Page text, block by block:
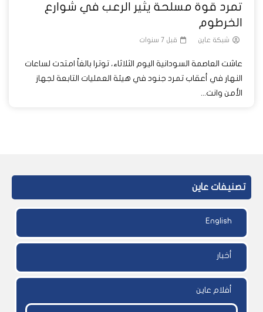
تمرد قوة مسلحة يثير الرعب في شوارع
الخرطوم
شبكة عاين قبل 7 سنوات
عاشت العاصمة السودانية اليوم الثلاثاء، توترا بالغاً امتدت لساعات
النهار في أعقاب تمرد جنود في هيئة العمليات التابعة لجهاز
الأمن وانت...
تصنيفات عاين
English
أخبار
أفلام عاين